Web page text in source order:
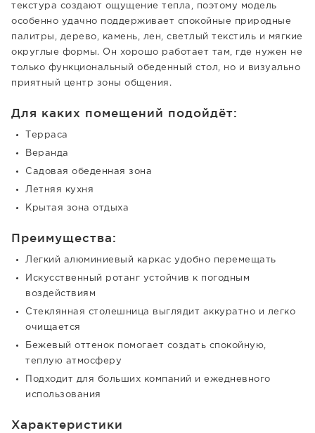
текстура создают ощущение тепла, поэтому модель
особенно удачно поддерживает спокойные природные
палитры, дерево, камень, лен, светлый текстиль и мягкие
округлые формы. Он хорошо работает там, где нужен не
только функциональный обеденный стол, но и визуально
приятный центр зоны общения.
Для каких помещений подойдёт:
Терраса
Веранда
Садовая обеденная зона
Летняя кухня
Крытая зона отдыха
Преимущества:
Легкий алюминиевый каркас удобно перемещать
Искусственный ротанг устойчив к погодным
воздействиям
Стеклянная столешница выглядит аккуратно и легко
очищается
Бежевый оттенок помогает создать спокойную,
теплую атмосферу
Подходит для больших компаний и ежедневного
использования
Характеристики